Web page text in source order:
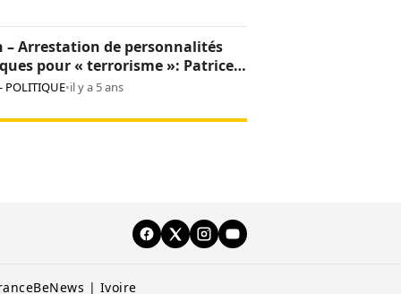
– Arrestation de personnalités
pour « terrorisme »: Patrice
clarifie le concept
POLITIQUE•il y a 5 ans
BeNews | Ivoire